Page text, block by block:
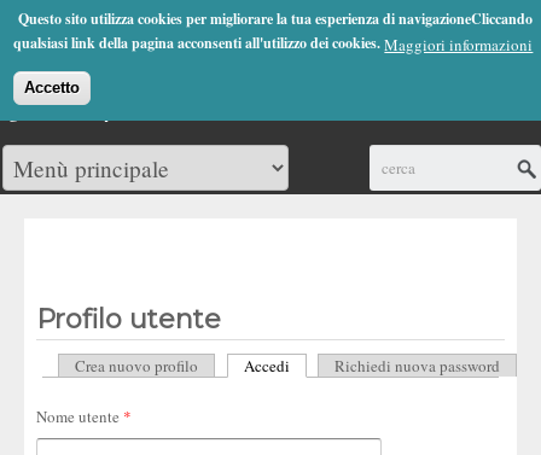
Questo sito utilizza cookies per migliorare la tua esperienza di navigazioneCliccando
qualsiasi link della pagina acconsenti all'utilizzo dei cookies.Maggiori informazioni
Accetto
Jump to Navigation
(0)
Profilo utente
Schede primarie
Crea nuovo profilo Accedi (scheda attiva)
Richiedi nuova password
Nome utente *